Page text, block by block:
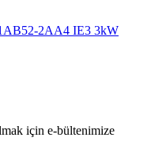
2AA4 IE3 3kW
için e-bültenimize